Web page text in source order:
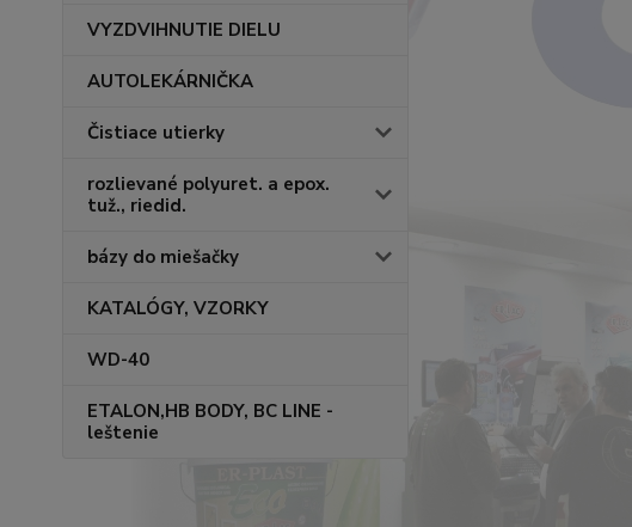
VYZDVIHNUTIE DIELU
AUTOLEKÁRNIČKA
Čistiace utierky
rozlievané polyuret. a epox.
tuž., riedid.
bázy do miešačky
KATALÓGY, VZORKY
WD-40
ETALON,HB BODY, BC LINE -
leštenie